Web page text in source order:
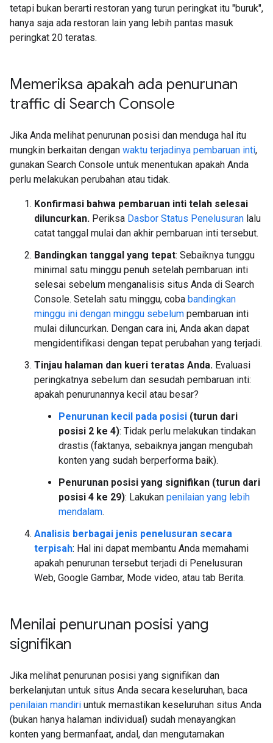
tetapi bukan berarti restoran yang turun peringkat itu "buruk",
hanya saja ada restoran lain yang lebih pantas masuk
peringkat 20 teratas.
Memeriksa apakah ada penurunan
traffic di Search Console
Jika Anda melihat penurunan posisi dan menduga hal itu
mungkin berkaitan dengan waktu terjadinya pembaruan inti,
gunakan Search Console untuk menentukan apakah Anda
perlu melakukan perubahan atau tidak.
Konfirmasi bahwa pembaruan inti telah selesai
diluncurkan. Periksa Dasbor Status Penelusuran lalu
catat tanggal mulai dan akhir pembaruan inti tersebut.
Bandingkan tanggal yang tepat: Sebaiknya tunggu
minimal satu minggu penuh setelah pembaruan inti
selesai sebelum menganalisis situs Anda di Search
Console. Setelah satu minggu, coba bandingkan
minggu ini dengan minggu sebelum pembaruan inti
mulai diluncurkan. Dengan cara ini, Anda akan dapat
mengidentifikasi dengan tepat perubahan yang terjadi.
Tinjau halaman dan kueri teratas Anda. Evaluasi
peringkatnya sebelum dan sesudah pembaruan inti:
apakah penurunannya kecil atau besar?
Penurunan kecil pada posisi (turun dari
posisi 2 ke 4): Tidak perlu melakukan tindakan
drastis (faktanya, sebaiknya jangan mengubah
konten yang sudah berperforma baik).
Penurunan posisi yang signifikan (turun dari
posisi 4 ke 29): Lakukan penilaian yang lebih
mendalam.
Analisis berbagai jenis penelusuran secara
terpisah: Hal ini dapat membantu Anda memahami
apakah penurunan tersebut terjadi di Penelusuran
Web, Google Gambar, Mode video, atau tab Berita.
Menilai penurunan posisi yang
signifikan
Jika melihat penurunan posisi yang signifikan dan
berkelanjutan untuk situs Anda secara keseluruhan, baca
penilaian mandiri untuk memastikan keseluruhan situs Anda
(bukan hanya halaman individual) sudah menayangkan
konten yang bermanfaat, andal, dan mengutamakan